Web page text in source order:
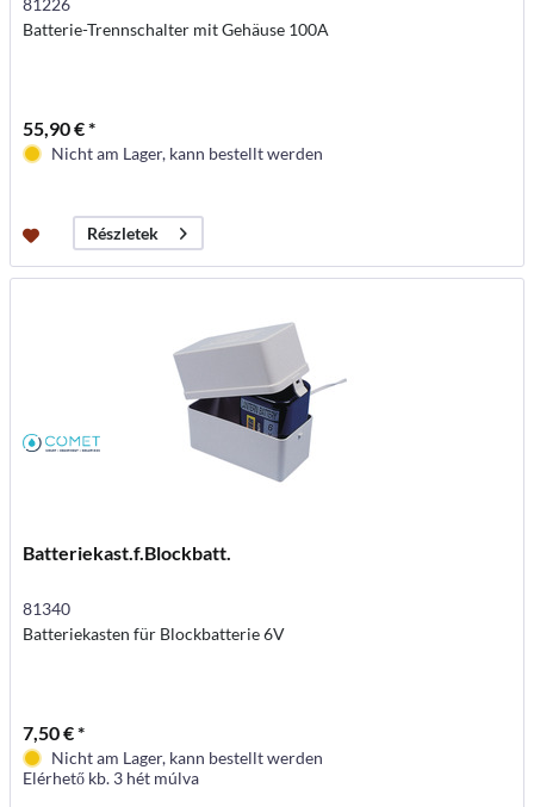
81226
Batterie-Trennschalter mit Gehäuse 100A
55,90 € *
Nicht am Lager, kann bestellt werden
Részletek
Batteriekast.f.Blockbatt.
81340
Batteriekasten für Blockbatterie 6V
7,50 € *
Nicht am Lager, kann bestellt werden
Elérhető kb. 3 hét múlva